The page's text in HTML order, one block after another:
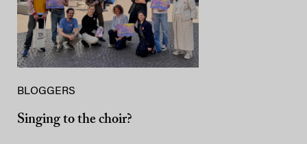
BLOGGERS
Singing to the choir?